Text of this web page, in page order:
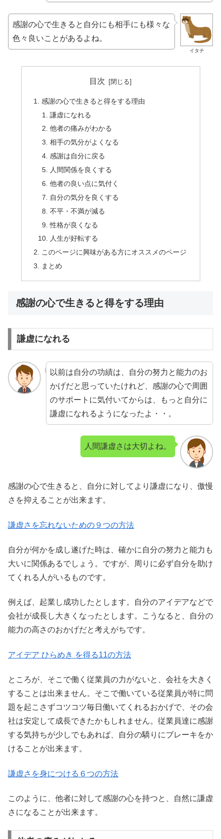
イタチ
感謝の心で生きると自分にも相手にも様々な
色々良いことがあるよね。
目次
感謝の心で生きると得をする理由
謙虚になれる
他者の痛みがわかる
相手の気分がよくなる
感謝は自分に戻る
人間関係を良くする
他者の良い点に気付く
自分の気分を良くする
不平・不満が減る
性格が良くなる
人生が好転する
このページに興味がある方にオススメのページ
まとめ
感謝の心で生きると得をする理由
謙虚になれる
以前は自分の功績は、自分の努力と能力のお
かげだと思っていたけれど、感謝の心で周囲
のサポートに気付いてからは、もっと自分に
謙虚になれるようになったよ・・。
人間謙虚さは大切よね。
感謝の心で生きると、自分に対してより謙虚になり、傲慢
さを抑えることが出来ます。
謙虚さを忘れないための９つの方法
自分が何かを成し遂げた時は、確かに自分の努力と能力も
大いに関係あるでしょう。ですが、周りに必ず自分を助け
てくれる人がいるものです。
例えば、起業し成功したとします。自分のアイデアなどで
会社が成長し大きくなったとします。こうなると、自分の
能力の高さのおかげだと考えがちです。
アイデア ひらめき を得る11の方法
ところが、そこで働く従業員の力がないと、会社を大きく
することは出来ません。そこで働いている従業員が特に問
題を起こさずコツコツ毎日働いてくれるおかげで、その会
社は安定して成長できたかもしれません。従業員達に感謝
する気持ちが少しでもあれば、自分の驕りにブレーキをか
けることが出来ます。
謙虚さを身につける６つの方法
このように、他者に対して感謝の心を持つと、自然に謙虚
さになることが出来ます。